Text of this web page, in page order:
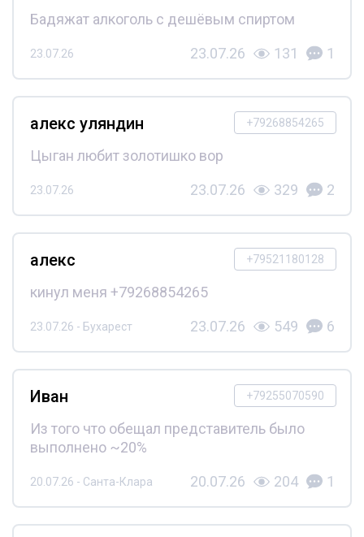
Бадяжат алкоголь с дешёвым спиртом
23.07.26 23.07.26 131 1
+79268854265
алекс уляндин
Цыган любит золотишко вор
23.07.26 23.07.26 329 2
+79521180128
алекс
кинул меня +79268854265
23.07.26 - Бухарест 23.07.26 549 6
+79255070590
Иван
Из того что обещал представитель было
выполнено ~20%
20.07.26 - Санта-Клара 20.07.26 204 1